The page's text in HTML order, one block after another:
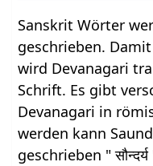
Sanskrit Wörter
geschrieben.
wird Devanagari
Schrift. Es gibt
Devanagari in
werden kann
geschrieben "